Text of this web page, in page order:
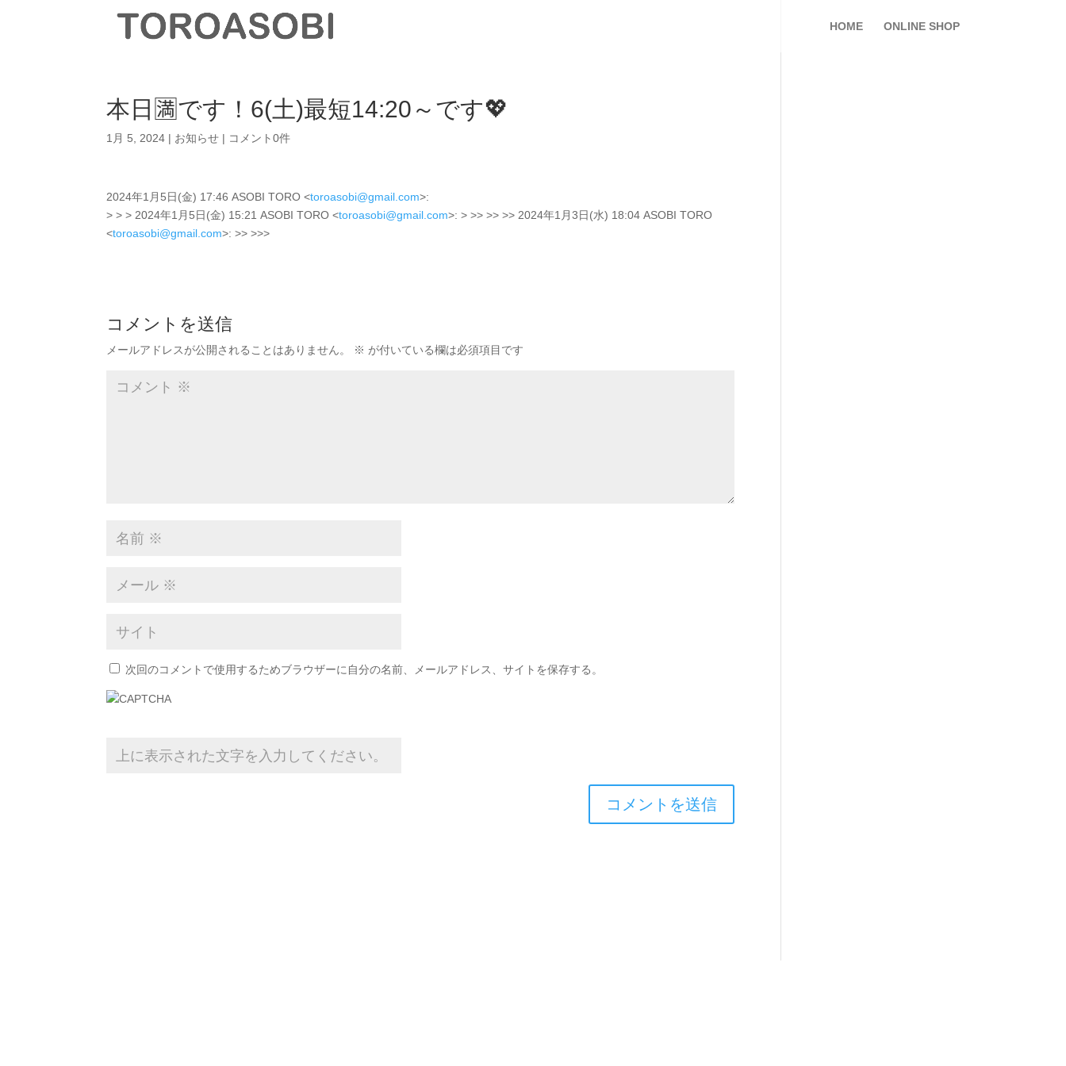
HOME ONLINE SHOP
本日🈵です！6(土)最短14:20～です💖
1月 5, 2024 | お知らせ | コメント0件
2024年1月5日(金) 17:46 ASOBI TORO <toroasobi@gmail.com>:
> > > 2024年1月5日(金) 15:21 ASOBI TORO <toroasobi@gmail.com>: > >> >> >> 2024年1月3日(水) 18:04 ASOBI TORO
<toroasobi@gmail.com>: >> >>>
コメントを送信
メールアドレスが公開されることはありません。 ※ が付いている欄は必須項目です
次回のコメントで使用するためブラウザーに自分の名前、メールアドレス、サイトを保存する。